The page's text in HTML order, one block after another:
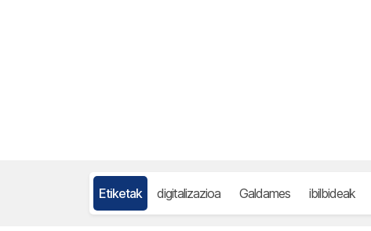
Etiketak digitalizazioa Galdames ibilbideak